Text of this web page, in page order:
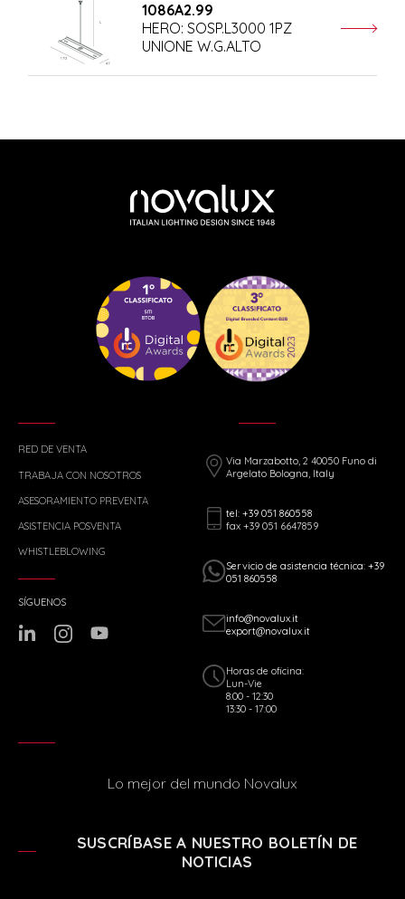
1086A2.99
HERO: SOSP.L3000 1PZ
UNIONE W.G.ALTO
RED DE VENTA
TRABAJA CON NOSOTROS
ASESORAMIENTO PREVENTA
ASISTENCIA POSVENTA
WHISTLEBLOWING
Via Marzabotto, 2 40050 Funo di
Argelato Bologna, Italy
tel: +39 051 860558
fax +39 051 6647859
Servicio de asistencia técnica: +39
051 860558
info@novalux.it
export@novalux.it
Horas de oficina:
Lun-Vie
8:00 - 12:30
13:30 - 17:00
SÍGUENOS
Lo mejor del mundo Novalux
SUSCRÍBASE A NUESTRO BOLETÍN DE
NOTICIAS